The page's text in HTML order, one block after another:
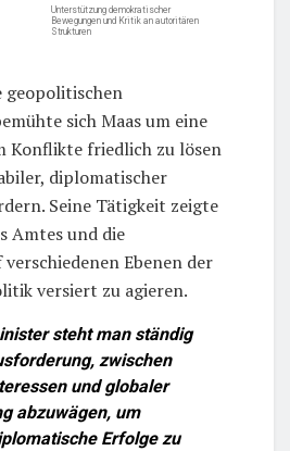
Unterstützung demokratischer
Bewegungen und Kritik an autoritären
Strukturen
geopolitischen
sich Maas um eine
Konflikte friedlich zu lösen
diplomatischer
Seine Tätigkeit zeigte
Amtes und die
Ebenen der
versiert zu agieren.
steht man ständig
zwischen
und globaler
abzuwägen, um
Erfolge zu